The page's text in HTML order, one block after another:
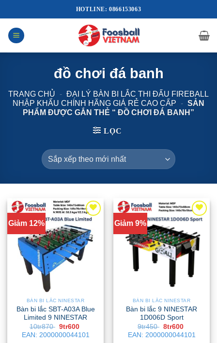
qua
nội
dung
HOTLINE: 0866153063
đồ chơi đá banh
TRANG CHỦ - ĐẠI LÝ BÀN BI LẮC THI ĐẤU FIREBALL
NHẬP KHẨU CHÍNH HÃNG GIÁ RẺ CAO CẤP
- SẢN
PHẨM ĐƯỢC GẮN THẺ “ ĐỒ CHƠI ĐÁ BANH”
LỌC
Giảm 12%
BÀN BI LẮC NINESTAR
Bàn bi lắc SBT-A03A Blue
Limited 9 NINESTAR
10tr870 Giá
gốc
là:
9tr600
hiện
tại
EAN: 2000000044101
Giảm 9%
BÀN BI LẮC NINESTAR
Bàn bi lắc 9 NINESTAR
1D006D Sport
9tr450 Giá
gốc
là:
8tr600
hiện
tại
EAN: 2000000044101